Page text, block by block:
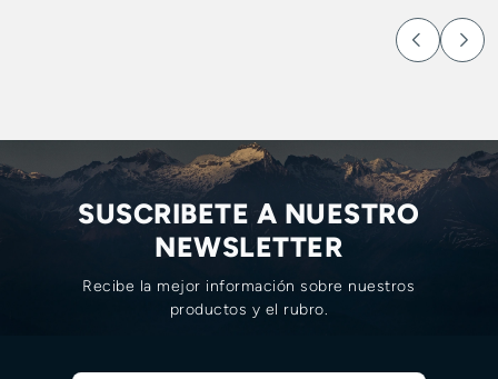
SUSCRIBETE A NUESTRO
NEWSLETTER
Recibe la mejor información sobre nuestros
productos y el rubro.